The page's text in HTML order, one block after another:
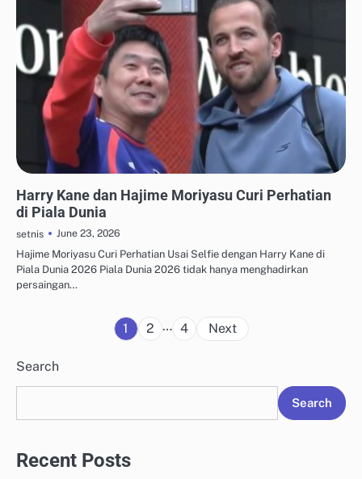
Harry Kane dan Hajime Moriyasu Curi Perhatian
di Piala Dunia
setnis
June 23, 2026
Hajime Moriyasu Curi Perhatian Usai Selfie dengan Harry Kane di
Piala Dunia 2026 Piala Dunia 2026 tidak hanya menghadirkan
persaingan…
Posts
1 2 … 4 Next
Search
Search
Recent Posts